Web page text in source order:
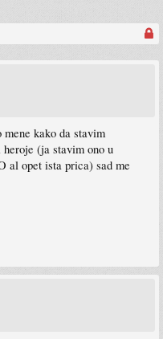
kako da stavim
(ja stavim ono u
opet ista prica) sad me